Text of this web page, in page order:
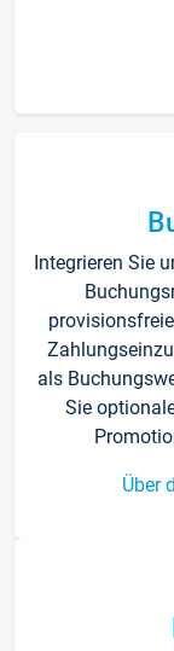
Integrieren Sie
als
Sie
Über